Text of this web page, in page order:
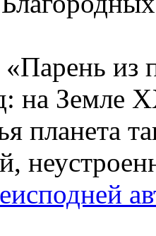
из
на Земле
планета